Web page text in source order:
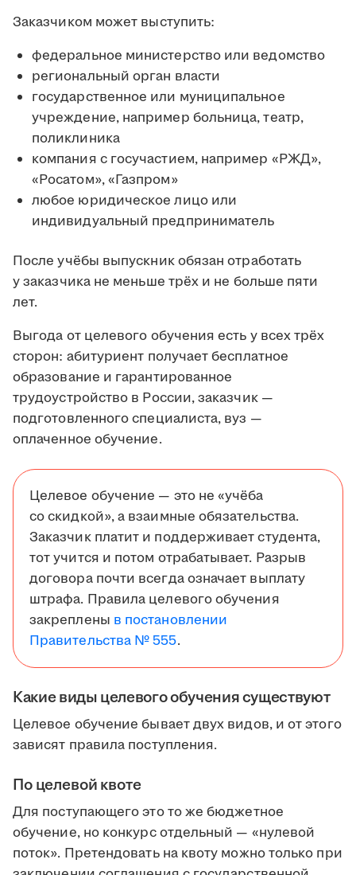
Заказчиком может выступить:
федеральное министерство или ведомство
региональный орган власти
государственное или муниципальное
учреждение, например больница, театр,
поликлиника
компания с госучастием, например «РЖД»,
«Росатом», «Газпром»
любое юридическое лицо или
индивидуальный предприниматель
После учёбы выпускник обязан отработать
у заказчика не меньше трёх и не больше пяти
лет.
Выгода от целевого обучения есть у всех трёх
сторон: абитуриент получает бесплатное
образование и гарантированное
трудоустройство в России, заказчик —
подготовленного специалиста, вуз —
оплаченное обучение.
Целевое обучение — это не «учёба
со скидкой», а взаимные обязательства.
Заказчик платит и поддерживает студента,
тот учится и потом отрабатывает. Разрыв
договора почти всегда означает выплату
штрафа. Правила целевого обучения
закреплены в постановлении
Правительства № 555.
Какие виды целевого обучения существуют
Целевое обучение бывает двух видов, и от этого
зависят правила поступления.
По целевой квоте
Для поступающего это то же бюджетное
обучение, но конкурс отдельный — «нулевой
поток». Претендовать на квоту можно только при